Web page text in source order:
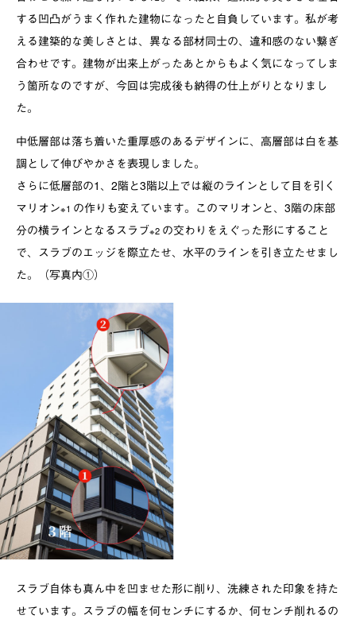
する凹凸がうまく作れた建物になったと自負しています。私が考
える建築的な美しさとは、異なる部材同士の、違和感のない繋ぎ
合わせです。建物が出来上がったあとからもよく気になってしま
う箇所なのですが、今回は完成後も納得の仕上がりとなりまし
た。
中低層部は落ち着いた重厚感のあるデザインに、高層部は白を基
調として伸びやかさを表現しました。
さらに低層部の1、2階と3階以上では縦のラインとして目を引く
マリオン※1 の作りも変えています。このマリオンと、3階の床部
分の横ラインとなるスラブ※2 の交わりをえぐった形にすること
で、スラブのエッジを際立たせ、水平のラインを引き立たせまし
た。（写真内①）
スラブ自体も真ん中を凹ませた形に削り、洗練された印象を持た
せています。スラブの幅を何センチにするか、何センチ削れるの